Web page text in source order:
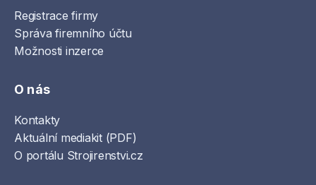
Registrace firmy
Správa firemního účtu
Možnosti inzerce
O nás
Kontakty
Aktuální mediakit (PDF)
O portálu Strojirenstvi.cz